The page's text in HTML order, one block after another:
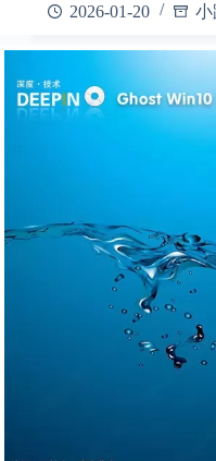
2026-01-20
小